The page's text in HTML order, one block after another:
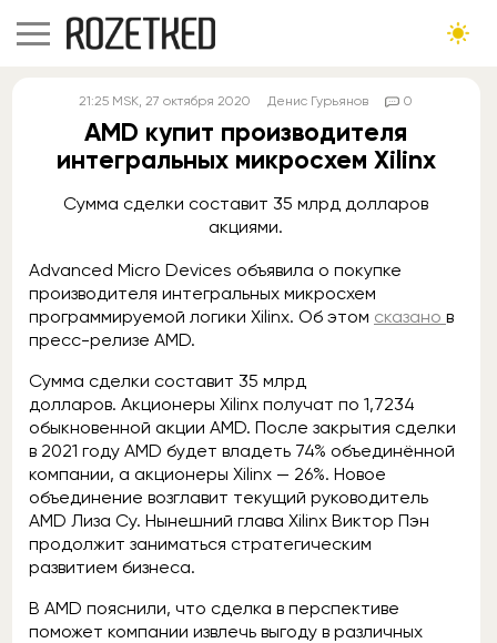
21:25 MSK, 27 октября 2020 Денис Гурьянов 0
AMD купит производителя
интегральных микросхем Xilinx
Сумма сделки составит 35 млрд долларов
акциями.
Advanced Micro Devices объявила о покупке
производителя интегральных микросхем
программируемой логики Xilinx. Об этом сказано в
пресс-релизе AMD.
Сумма сделки составит 35 млрд
долларов. Акционеры Xilinx получат по 1,7234
обыкновенной акции AMD. После закрытия сделки
в 2021 году AMD будет владеть 74% объединённой
компании, а акционеры Xilinx — 26%. Новое
объединение возглавит текущий руководитель
AMD Лиза Су. Нынешний глава Xilinx Виктор Пэн
продолжит заниматься стратегическим
развитием бизнеса.
В AMD пояснили, что сделка в перспективе
поможет компании извлечь выгоду в различных